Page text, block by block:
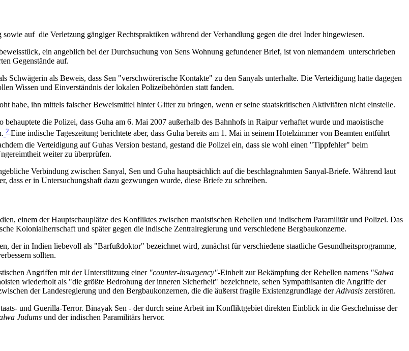
auf die Verletzung gängiger Rechtspraktiken während der Verhandlung gegen die drei Inder hingewiesen.
ein angeblich bei der Durchsuchung von Sens Wohnung gefundener Brief, ist von niemandem unterschrieben
Gegenstände auf.
Schwägerin als Beweis, dass Sen "verschwörerische Kontakte" zu den Sanyals unterhalte. Die Verteidigung hatte dagegen
Wissen und Einverständnis der lokalen Polizeibehörden statt fanden.
habe, ihn mittels falscher Beweismittel hinter Gitter zu bringen, wenn er seine staatskritischen Aktivitäten nicht einstelle.
die Polizei, dass Guha am 6. Mai 2007 außerhalb des Bahnhofs in Raipur verhaftet wurde und maoistische
2 Eine indische Tageszeitung berichtete aber, dass Guha bereits am 1. Mai in seinem Hotelzimmer von Beamten entführt
die Verteidigung auf Guhas Version bestand, gestand die Polizei ein, dass sie wohl einen "Tippfehler" beim
weiter zu überprüfen.
Verbindung zwischen Sanyal, Sen und Guha hauptsächlich auf die beschlagnahmten Sanyal-Briefe. Während laut
dass er in Untersuchungshaft dazu gezwungen wurde, diese Briefe zu schreiben.
einem der Hauptschauplätze des Konfliktes zwischen maoistischen Rebellen und indischem Paramilitär und Polizei. Das
Kolonialherrschaft und später gegen die indische Zentralregierung und verschiedene Bergbaukonzerne.
der in Indien liebevoll als "Barfußdoktor" bezeichnet wird, zunächst für verschiedene staatliche Gesundheitsprogramme,
sollten.
Angriffen mit der Unterstützung einer "counter-insurgency"-Einheit zur Bekämpfung der Rebellen namens "Salwa
wiederholt als "die größte Bedrohung der inneren Sicherheit" bezeichnete, sehen Sympathisanten die Angriffe der
der Landesregierung und den Bergbaukonzernen, die die äußerst fragile Existenzgrundlage derAdivasis zerstören.
und Guerilla-Terror. Binayak Sen - der durch seine Arbeit im Konfliktgebiet direkten Einblick in die Geschehnisse der
Judums und der indischen Paramilitärs hervor.